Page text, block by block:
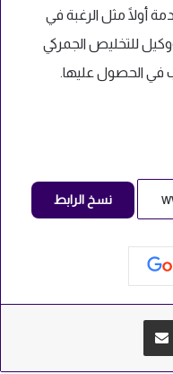
أولًا مثل الرغبة في
للتخليص الجمركي
في الحصول عليها.
نسخ الرابط